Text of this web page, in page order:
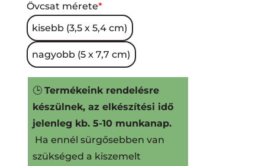
*
Övcsat mérete
kisebb (3,5 x 5,4 cm)
nagyobb (5 x 7,7 cm)
🕒 Termékeink rendelésre
készülnek, az elkészítési idő
jelenleg kb. 5-10 munkanap.
Ha ennél sürgősebben van
szükséged a kiszemelt